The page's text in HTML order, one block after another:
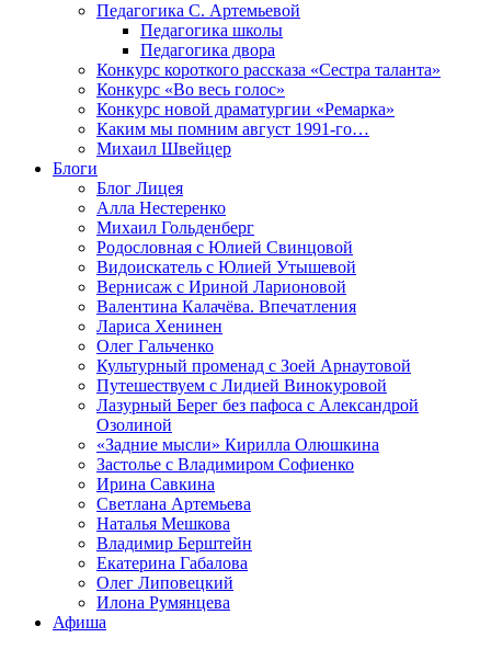
Педагогика С. Артемьевой
Педагогика школы
Педагогика двора
Конкурс короткого рассказа «Сестра таланта»
Конкурс «Во весь голос»
Конкурс новой драматургии «Ремарка»
Каким мы помним август 1991-го…
Михаил Швейцер
Блоги
Блог Лицея
Алла Нестеренко
Михаил Гольденберг
Родословная с Юлией Свинцовой
Видоискатель с Юлией Утышевой
Вернисаж с Ириной Ларионовой
Валентина Калачёва. Впечатления
Лариса Хенинен
Олег Гальченко
Культурный променад с Зоей Арнаутовой
Путешествуем с Лидией Винокуровой
Лазурный Берег без пафоса с Александрой
Озолиной
«Задние мысли» Кирилла Олюшкина
Застолье с Владимиром Софиенко
Ирина Савкина
Светлана Артемьева
Наталья Мешкова
Владимир Берштейн
Екатерина Габалова
Олег Липовецкий
Илона Румянцева
Афиша